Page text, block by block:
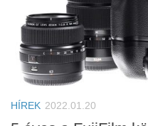
HÍREK 2022.01.20